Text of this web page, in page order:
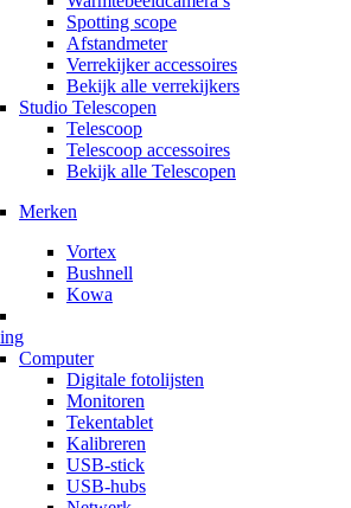
Spotting scope
Afstandmeter
Verrekijker accessoires
Bekijk alle verrekijkers
Studio Telescopen
Telescoop
Telescoop accessoires
Bekijk alle Telescopen
Merken
Vortex
Bushnell
Kowa
Computer
Digitale fotolijsten
Monitoren
Tekentablet
Kalibreren
USB-stick
USB-hubs